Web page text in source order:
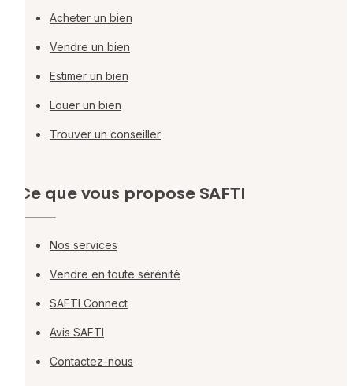
Acheter un bien
Vendre un bien
Estimer un bien
Louer un bien
Trouver un conseiller
Ce que vous propose SAFTI
Nos services
Vendre en toute sérénité
SAFTI Connect
Avis SAFTI
Contactez-nous